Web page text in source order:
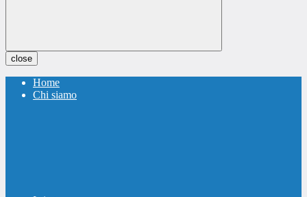
close
Home
Chi siamo